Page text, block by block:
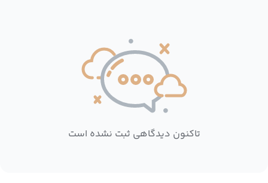
تاکنون دیدگاهی ثبت نشده است